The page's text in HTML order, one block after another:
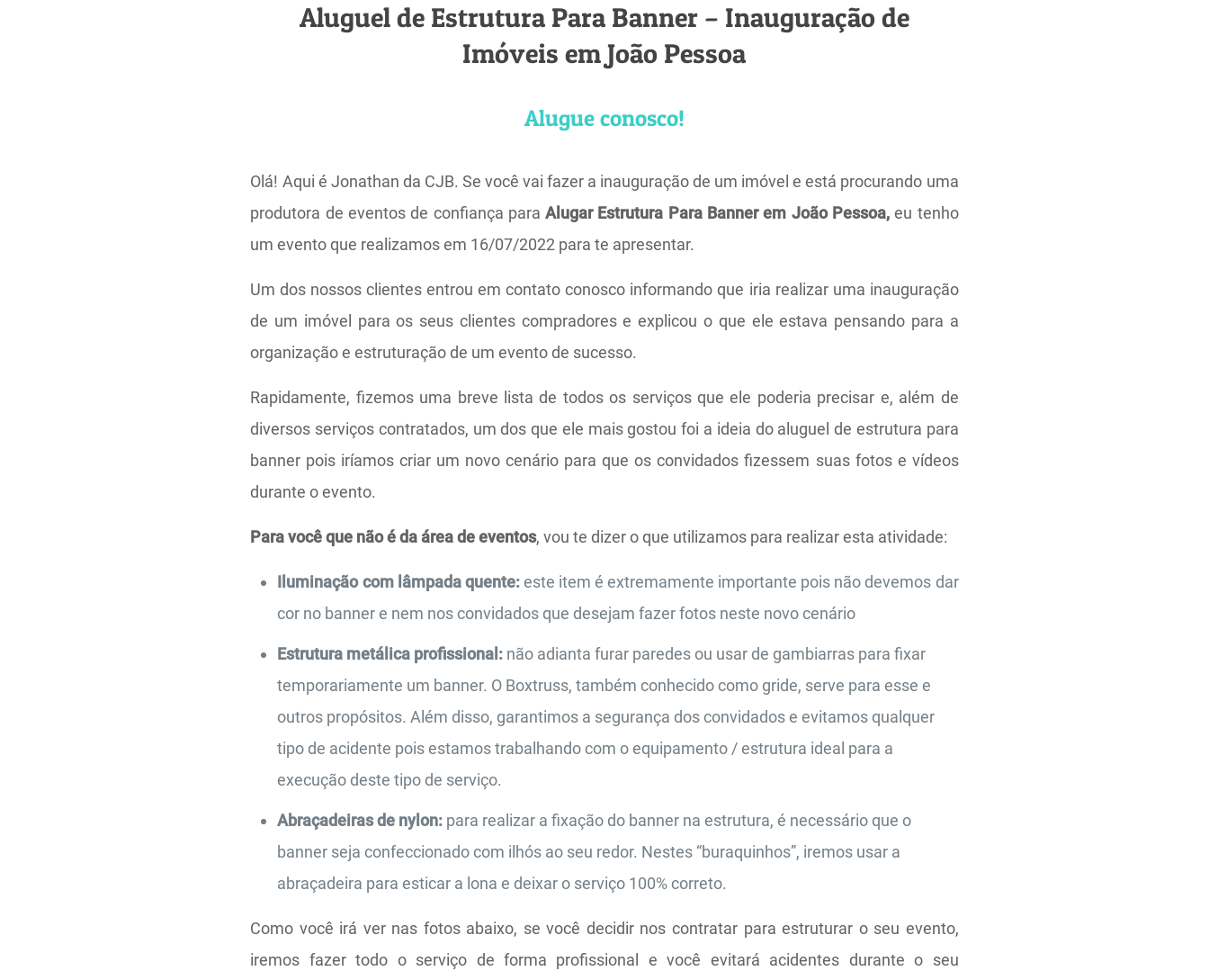
Aluguel de Estrutura Para Banner – Inauguração de
Imóveis em João Pessoa
Alugue conosco!
Olá! Aqui é Jonathan da CJB. Se você vai fazer a inauguração de um imóvel e está procurando uma
produtora de eventos de confiança para Alugar Estrutura Para Banner em João Pessoa,eu tenho
um evento que realizamos em 16/07/2022 para te apresentar.
Um dos nossos clientes entrou em contato conosco informando que iria realizar uma inauguração
de um imóvel para os seus clientes compradores e explicou o que ele estava pensando para a
organização e estruturação de um evento de sucesso.
Rapidamente, fizemos uma breve lista de todos os serviços que ele poderia precisar e, além de
diversos serviços contratados, um dos que ele mais gostou foi a ideia do aluguel de estrutura para
banner pois iríamos criar um novo cenário para que os convidados fizessem suas fotos e vídeos
durante o evento.
Para você que não é da área de eventos, vou te dizer o que utilizamos para realizar esta atividade:
Iluminação com lâmpada quente:este item é extremamente importante pois não devemos dar
cor no banner e nem nos convidados que desejam fazer fotos neste novo cenário
Estrutura metálica profissional: não adianta furar paredes ou usar de gambiarras para fixar
temporariamente um banner. O Boxtruss, também conhecido como gride, serve para esse e
outros propósitos. Além disso, garantimos a segurança dos convidados e evitamos qualquer
tipo de acidente pois estamos trabalhando com o equipamento / estrutura ideal para a
execução deste tipo de serviço.
Abraçadeiras de nylon: para realizar a fixação do banner na estrutura, é necessário que o
banner seja confeccionado com ilhós ao seu redor. Nestes “buraquinhos”, iremos usar a
abraçadeira para esticar a lona e deixar o serviço 100% correto.
Como você irá ver nas fotos abaixo, se você decidir nos contratar para estruturar o seu evento,
iremos fazer todo o serviço de forma profissional e você evitará acidentes durante o seu